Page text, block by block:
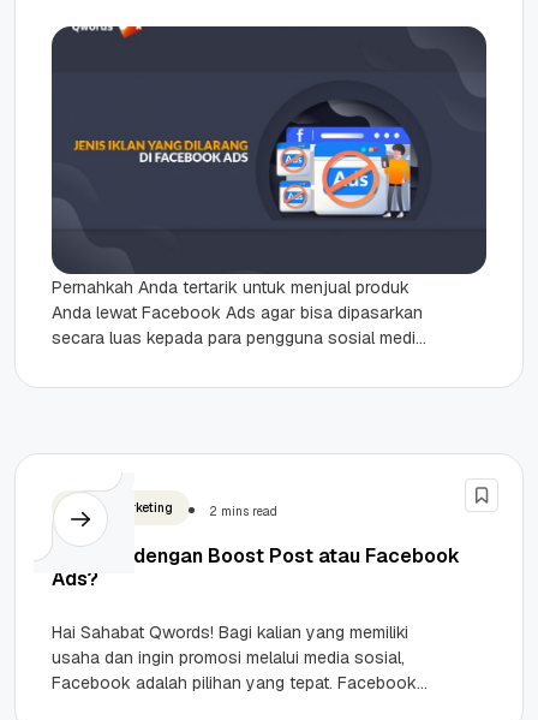
Pernahkah Anda tertarik untuk menjual produk
Anda lewat Facebook Ads agar bisa dipasarkan
secara luas kepada para pengguna sosial media
Digital Marketing 2 mins read
Promosi dengan Boost Post atau Facebook
Ads?
Hai Sahabat Qwords! Bagi kalian yang memiliki
usaha dan ingin promosi melalui media sosial,
Facebook adalah pilihan yang tepat. Facebook